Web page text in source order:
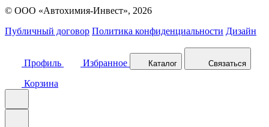
© ООО «Автохимия-Инвест», 2026
Публичный договор Политика конфиденциальности Дизайн
Профиль Избранное Каталог Связаться
Корзина